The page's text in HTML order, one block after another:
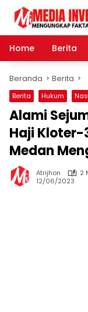
Langsung
konten
Home
Berita
Beranda Berita
Berita Hukum
Alami
Haji Kloter-
Medan
Atrijhon
2
12/06/2023